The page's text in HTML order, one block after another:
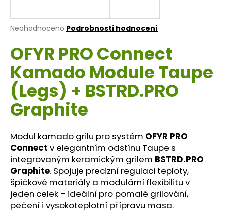
Průměrné
produktu
je
0,0
5
hvězdiček.
Neohodnoceno Podrobnosti hodnocení
OFYR PRO Connect
Kamado Module Taupe
(Legs) + BSTRD.PRO
Graphite
Modul kamado grilu pro systém OFYR PRO
Connect v elegantním odstínu Taupe s
integrovaným keramickým grilem BSTRD.PRO
Graphite. Spojuje precizní regulaci teploty,
špičkové materiály a modulární flexibilitu v
jeden celek – ideální pro pomalé grilování,
pečení i vysokoteplotní přípravu masa.
j
t
?
D
o
p
o
r